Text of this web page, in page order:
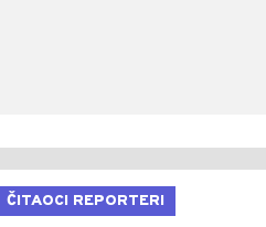
ČITAOCI REPORTERI